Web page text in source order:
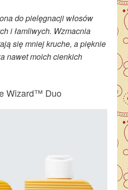
do pielęgnacji włosów
i łamliwych. Wzmacnia
się mniej kruche, a pięknie
nawet moich cienkich
Wizard™ Duo